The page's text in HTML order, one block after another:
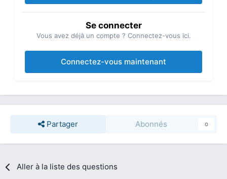
Se connecter
Vous avez déjà un compte ? Connectez-vous ici.
Connectez-vous maintenant
Partager Abonnés 0
Aller à la liste des questions